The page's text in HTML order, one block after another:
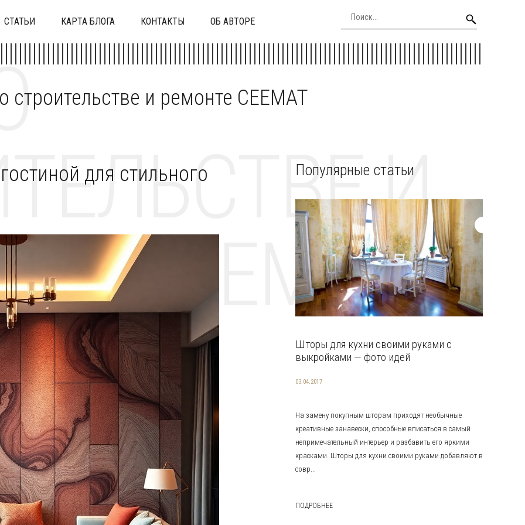
СТАТЬИ КАРТА БЛОГА КОНТАКТЫ ОБ АВТОРЕ
строительстве и ремонте CEEMAT
И
CEEMAT
для стильного Популярные статьи
Шторы для кухни своими руками с
выкройками — фото идей
03.04.2017
На замену покупным шторам приходят необычные
креативные занавески, способные вписаться в самый
непримечательный интерьер и разбавить его яркими
красками. Шторы для кухни своими руками добавляют в
совр...
ПОДРОБНЕЕ